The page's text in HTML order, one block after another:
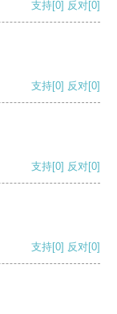
支持[0] 反对[0]
支持[0] 反对[0]
支持[0] 反对[0]
支持[0] 反对[0]